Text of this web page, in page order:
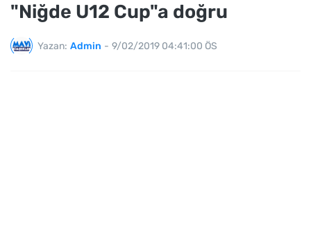
"Niğde U12 Cup"a doğru
Yazan: Admin - 9/02/2019 04:41:00 ÖS